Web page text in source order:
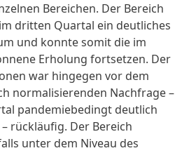
Bereichen. Der Bereich
dritten Quartal ein deutliches
und konnte somit die im
Erholung fortsetzen. Der
war hingegen vor dem
normali­sierenden Nachfrage –
pandemie­bedingt deutlich
rückläufig. Der Bereich
unter dem Niveau des